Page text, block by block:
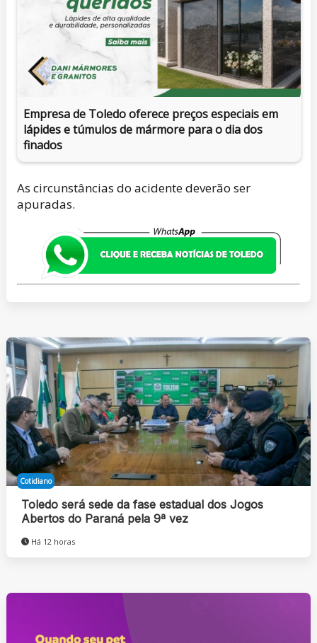
Empresa de Toledo oferece preços especiais em
lápides e túmulos de mármore para o dia dos
finados
As circunstâncias do acidente deverão ser
apuradas.
Cotidiano
Toledo será sede da fase estadual dos Jogos
Abertos do Paraná pela 9ª vez
Há 12 horas